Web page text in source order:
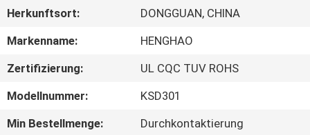
VR
SHOW
ÜBER
UNS
Herkunftsort:
DONGGUAN, CHINA
Markenname:
HENGHAO
Zertifizierung:
UL CQC TUV ROHS
Modellnummer:
KSD301
Min Bestellmenge:
Durchkontaktierung